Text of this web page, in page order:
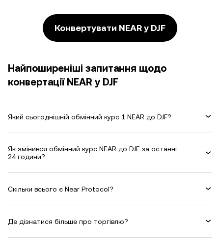
Конвертувати NEAR у DJF
Найпоширеніші запитання щодо
конвертації NEAR у DJF
Який сьогоднішній обмінний курс 1 NEAR до DJF?
Як змінився обмінний курс NEAR до DJF за останні
24 години?
Скільки всього є Near Protocol?
Де дізнатися більше про торгівлю?